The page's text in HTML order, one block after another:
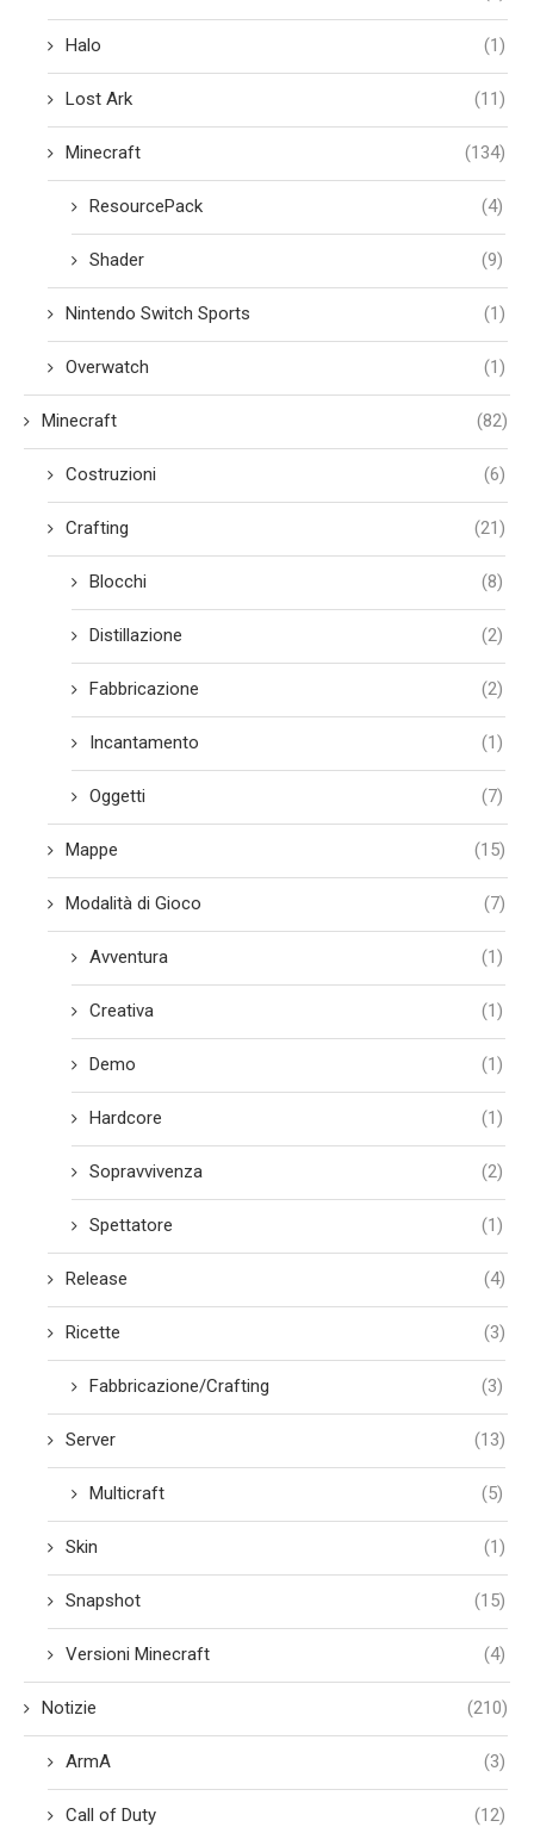
Halo (1)
Lost Ark (11)
Minecraft (134)
ResourcePack (4)
Shader (9)
Nintendo Switch Sports (1)
Overwatch (1)
Minecraft (82)
Costruzioni (6)
Crafting (21)
Blocchi (8)
Distillazione (2)
Fabbricazione (2)
Incantamento (1)
Oggetti (7)
Mappe (15)
Modalità di Gioco (7)
Avventura (1)
Creativa (1)
Demo (1)
Hardcore (1)
Sopravvivenza (2)
Spettatore (1)
Release (4)
Ricette (3)
Fabbricazione/Crafting (3)
Server (13)
Multicraft (5)
Skin (1)
Snapshot (15)
Versioni Minecraft (4)
Notizie (210)
ArmA (3)
Call of Duty (12)